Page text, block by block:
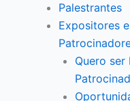
Palestrantes
Expositores e
Quero ser